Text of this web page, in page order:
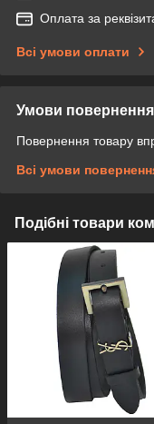
Оплата за
Всі умови оплати
Умови повернення
Повернення товару
Всі умови
Подібні товари